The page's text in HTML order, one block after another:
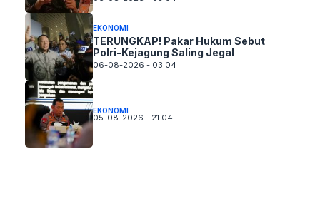
EKONOMI
TERUNGKAP! Pakar Hukum Sebut
Polri-Kejagung Saling Jegal
06-08-2026 - 03.04
EKONOMI
05-08-2026 - 21.04